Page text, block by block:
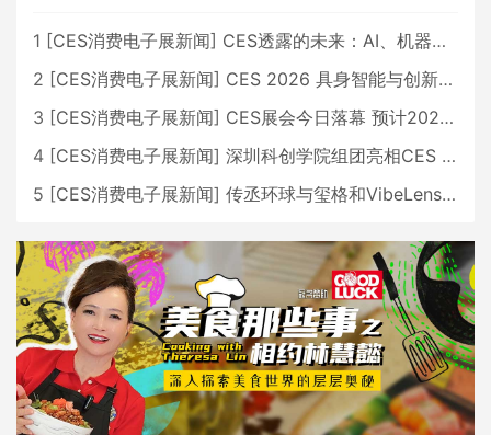
1 [CES消费电子展新闻] CES透露的未来：AI、机器人与智能生活大爆发
2 [CES消费电子展新闻] CES 2026 具身智能与创新领域 中国公司大放异彩
3 [CES消费电子展新闻] CES展会今日落幕 预计2026行业收入将超五千亿美元
4 [CES消费电子展新闻] 深圳科创学院组团亮相CES 广受好评
5 [CES消费电子展新闻] 传丞环球与玺格和VibeLens共同推出全新耳机